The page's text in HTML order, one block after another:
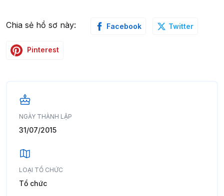
Chia sẻ hồ sơ này: Facebook Twitter
Pinterest
NGÀY THÀNH LẬP
31/07/2015
LOẠI TỔ CHỨC
Tổ chức